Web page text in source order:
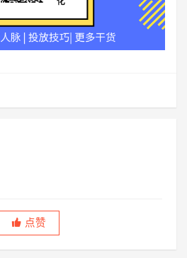
点赞